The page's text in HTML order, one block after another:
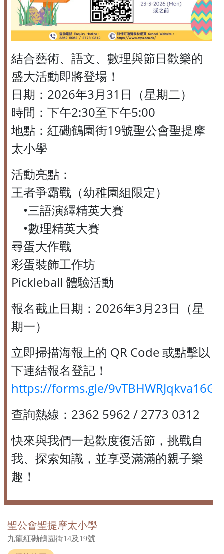
結合藝術、語文、數理與節日歡樂的
盛大活動即將登場！
日期：2026年3月31日（星期二）
時間：下午2:30至下午5:00
地點：紅磡鶴園街19號聖公會聖提摩
太小學
活動亮點：
王者爭霸戰（幼稚園組限定）
•三語演繹精英大賽
•數理精英大賽
尋蛋大作戰
彩蛋裝飾工作坊
Pickleball 體驗活動
報名截止日期：2026年3月23日（星
期一）
立即掃描海報上的 QR Code 或點擊以
下連結報名登記！
https://forms.gle/
查詢熱線：2362 5962 / 2773 0312
快來與我們一起歡度復活節，挑戰自
我、探索知識，並享受滿滿的親子樂
趣！
聖公會聖提摩太小學
九龍紅磡鶴園街14及19號